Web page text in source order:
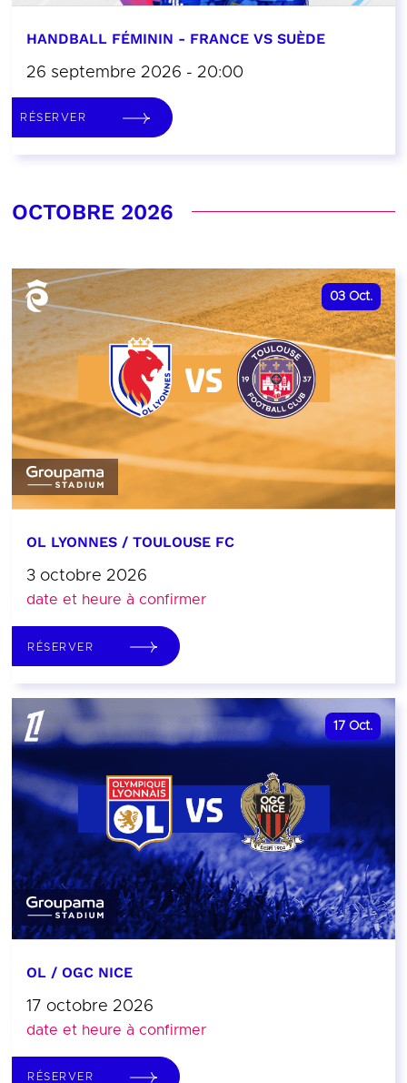
HANDBALL FÉMININ - FRANCE VS SUÈDE
26 septembre 2026 - 20:00
RÉSERVER
OCTOBRE 2026
03 Oct.
OL LYONNES / TOULOUSE FC
3 octobre 2026
date et heure à confirmer
RÉSERVER
17 Oct.
OL / OGC NICE
17 octobre 2026
date et heure à confirmer
RÉSERVER